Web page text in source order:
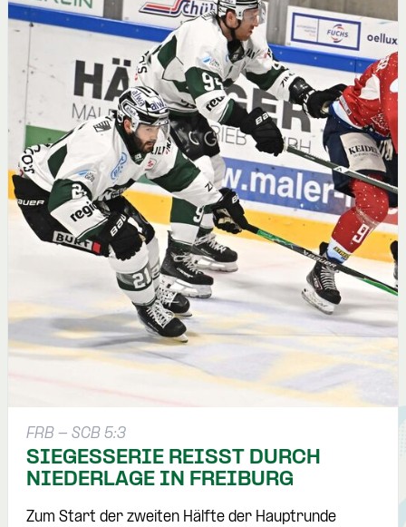
FRB - SCB 5:3
SIEGESSERIE REISST DURCH N
IEDERLAGE IN FREIBURG
Zum Start der zweiten Hälfte der Hauptrunde